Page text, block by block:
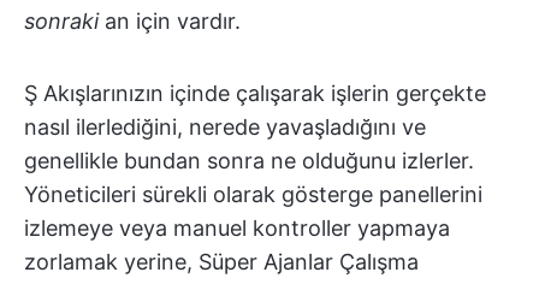
sonrakian için vardır.
Ş Akışlarınızın içinde çalışarak işlerin gerçekte
nasıl ilerlediğini, nerede yavaşladığını ve
genellikle bundan sonra ne olduğunu izlerler.
Yöneticileri sürekli olarak gösterge panellerini
izlemeye veya manuel kontroller yapmaya
zorlamak yerine, Süper Ajanlar Çalışma